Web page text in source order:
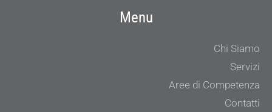
Menu
Chi Siamo
Servizi
Aree di Competenza
Contatti